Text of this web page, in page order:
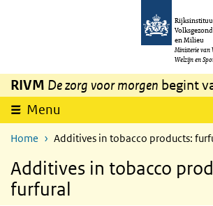
Overslaan en naar de inhoud gaan
en Milieu
Ministerie van
Welzijn en
RIVM De zorg voor morgen begint
Menu
Home Additives in tobacco products:
Additives in tobacco
furfural